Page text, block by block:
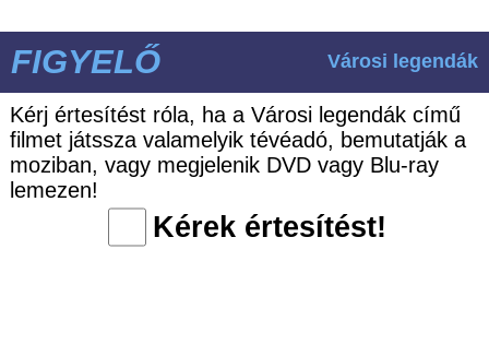
FIGYELŐ Városi legendák
Kérj értesítést róla, ha a Városi legendák című
filmet játssza valamelyik tévéadó, bemutatják a
moziban, vagy megjelenik DVD vagy Blu-ray
lemezen!
Kérek értesítést!